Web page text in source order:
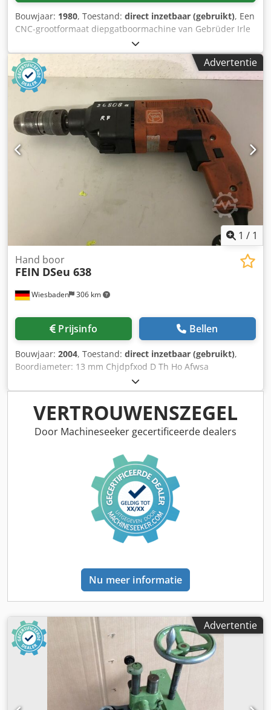
Max. gereedschaplengte: 300 mm • Max.
gereedschapdiameter: 90 mm (160 mm met vrije
aangrenzende kamers) Extra uitrusting • Volledige
behuizing met dak • Olienevelafzuiging •
Spanentransporteur • 2 verplaatsbare steunpoten •
Startpakket diepboren: gereedschapshouders en Botek
Type 110 gereedschappen voor verschillende diameters
Technical Specification Taper Size ISO 40
Bouwjaar: 1980, Toestand: direct inzetbaar (gebruikt), Een
CNC-grootformaat diepgatboormachine van Gebrüder Irle
is beschikbaar. Boorcapaciteit staal: 40 mm, maximale
boordiepte: 1600 mm, boorspindelverstelling: 350 mm,
verticale verstelling booreenheid: 700 mm, vermogen: 30
kW, toerental: 2940 tpm, veldbereik constant vermogen: 1-
3, ankerbereik constant koppel: 1-35, maximaal
boorspindelkoppel: 1500 Nm, kengetal toerental: 163 tpm,
spindelflensdiameter: 200 mm, pinole diameter: 2000 mm.
Voeding: 500 mm/min, snelgang: 1200 mm/min, maximale
voedingskracht: ca. 34,3 kN, aflezing: 0,005 mm, verticale
verstelling: 700 mm, longitudinale verstelling: 13000 mm,
dwarsverstelling: 650 mm, zwenken: 85°.
Opspanplaatafmetingen X/Y/Z: 12500 mm / 1000 mm,
geleidingsbedafmetingen X/Y: 3350 mm / 455 mm,
besturing: Heidenhain TNC 310. Documentatie aanwezig.
Bezichtiging ter plaatse mogelijk. Cedpfey Rtfzex Afwsha
Advertentie
1 / 1
Wiesbaden 306 km
Hand boor
FEIN DSeu 638
Prijsinfo Bellen
Bouwjaar: 2004, Toestand: direct inzetbaar (gebruikt),
Boordiameter: 13 mm Chjdpfxod D Th Ho Afwsa
Spilhouder: B-16 Snelheidsschakelaar voor links en rechts:
0-840 omw/min. Stroomverbruik: 450 W voor wisselstroom:
230 VVERTROUWENSZEGEL
Door Machineseeker gecertificeerde dealers
Nu meer informatie
Advertentie